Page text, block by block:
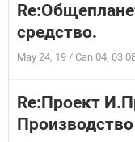
средство.
May 24, 19 / Can 04, 03
Re:Проект